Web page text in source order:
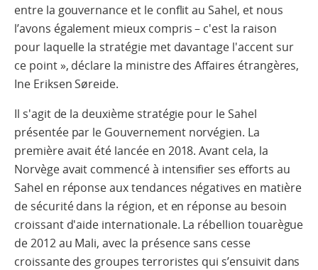
entre la gouvernance et le conflit au Sahel, et nous
l’avons également mieux compris – c'est la raison
pour laquelle la stratégie met davantage l'accent sur
ce point », déclare la ministre des Affaires étrangères,
Ine Eriksen Søreide.
Il s'agit de la deuxième stratégie pour le Sahel
présentée par le Gouvernement norvégien. La
première avait été lancée en 2018. Avant cela, la
Norvège avait commencé à intensifier ses efforts au
Sahel en réponse aux tendances négatives en matière
de sécurité dans la région, et en réponse au besoin
croissant d'aide internationale. La rébellion touarègue
de 2012 au Mali, avec la présence sans cesse
croissante des groupes terroristes qui s’ensuivit dans